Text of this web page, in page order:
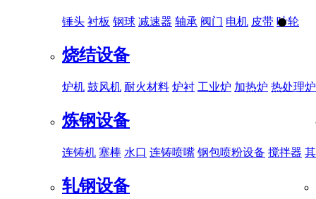
锤头 衬板 钢球 减速器 轴承 阀门 电机 皮带 叶轮
烧结设备
炉机 鼓风机 耐火材料 炉衬 工业炉 加热炉 热处理炉
炼钢设备
连铸机 塞棒 水口 连铸喷嘴 钢包喷粉设备 搅拌器
轧钢设备